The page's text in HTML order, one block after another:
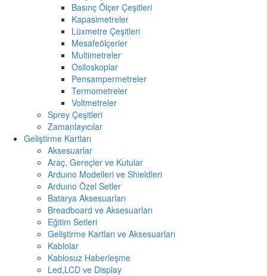
Basınç Ölçer Çeşitleri
Kapasimetreler
Lüxmetre Çeşitleri
Mesafeölçerler
Multimetreler
Osiloskoplar
Pensampermetreler
Termometreler
Voltmetreler
Sprey Çeşitleri
Zamanlayıcılar
Geliştirme Kartları
Aksesuarlar
Araç, Gereçler ve Kutular
Arduıno Modelleri ve Shieldleri
Arduıno Özel Setler
Batarya Aksesuarları
Breadboard ve Aksesuarları
Eğitim Setleri
Geliştirme Kartları ve Aksesuarları
Kablolar
Kablosuz Haberleşme
Led,LCD ve Display